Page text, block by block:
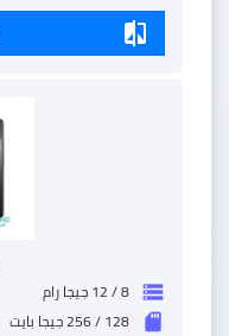
compare
storage 8 / 12 جيجا رام
sd_storage 128 / 256 جيجا بايت